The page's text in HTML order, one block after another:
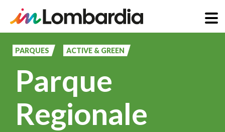
principal
PARQUES ACTIVE & GREEN
Parque
Regionale